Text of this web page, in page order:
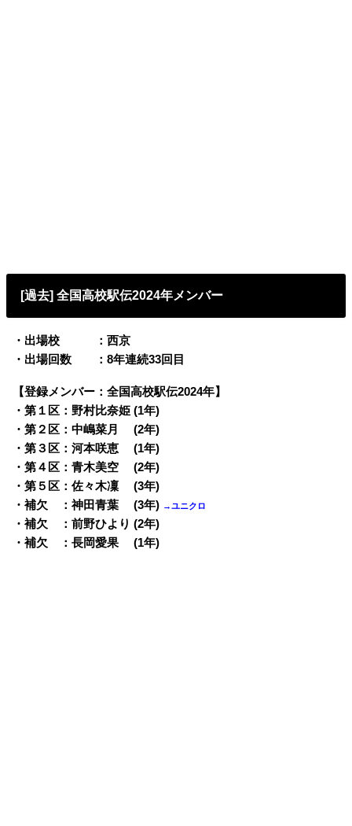
[過去] 全国高校駅伝2024年メンバー
・出場校 ：西京
・出場回数 ：8年連続33回目
【登録メンバー：全国高校駅伝2024年】
・第１区：野村比奈姫 (1年)
・第２区：中嶋菜月 (2年)
・第３区：河本咲恵 (1年)
・第４区：青木美空 (2年)
・第５区：佐々木凜 (3年)
・補欠 ：神田青葉 (3年) →ユニクロ
・補欠 ：前野ひより (2年)
・補欠 ：長岡愛果 (1年)